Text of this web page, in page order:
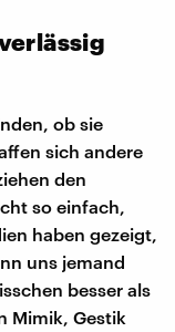
ob sie
sich andere
den
so einfach,
haben gezeigt,
uns jemand
besser als
Mimik, Gestik